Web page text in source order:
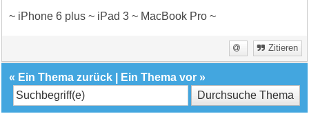
~ iPhone 6 plus ~ iPad 3 ~ MacBook Pro ~
Zitieren
« Ein Thema zurück Ein Thema vor »